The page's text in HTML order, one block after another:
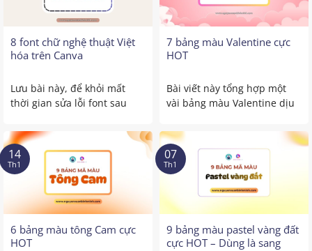
8 font chữ nghệ thuật Việt
hóa trên Canva
Lưu bài này, để khỏi mất
thời gian sửa lỗi font sau
7 bảng màu Valentine cực
HOT
Bài viết này tổng hợp một
vài bảng màu Valentine dịu
6 bảng màu tông Cam cực
HOT
14
Th1
9 bảng màu pastel vàng đất
cực HOT – Dùng là sang
07
Th1